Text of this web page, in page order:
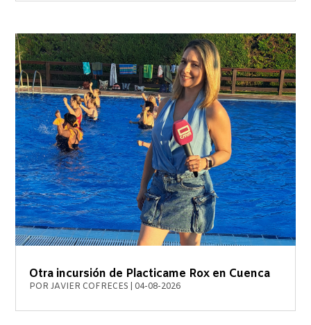
Otra incursión de Placticame Rox en Cuenca
PORJAVIER COFRECES 04-08-2026